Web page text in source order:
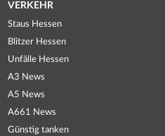
VERKEHR
Staus Hessen
Blitzer Hessen
Unfälle Hessen
A3 News
A5 News
A661 News
Günstig tanken